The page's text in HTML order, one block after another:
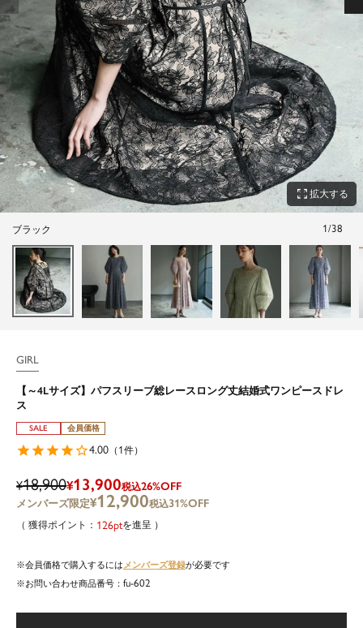
zoom_out_map 拡大する
ブラック 1/38
GIRL
【～4Lサイズ】パフスリーブ総レースロング丈結婚式ワンピースドレ
ス
SALE 会員価格
4.00 （ 1件）
¥18,900¥13,900税込26%OFF
¥12,900税込31%OFF
126 を進呈
会員価格で購入するには メンバーズ登録が必要です
商品番号
fu-602